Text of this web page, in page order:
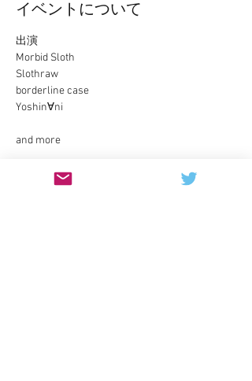
イベントについて
出演
Morbid Sloth
Slothraw
borderline case
Yoshin∀ni
and more
さらに表示